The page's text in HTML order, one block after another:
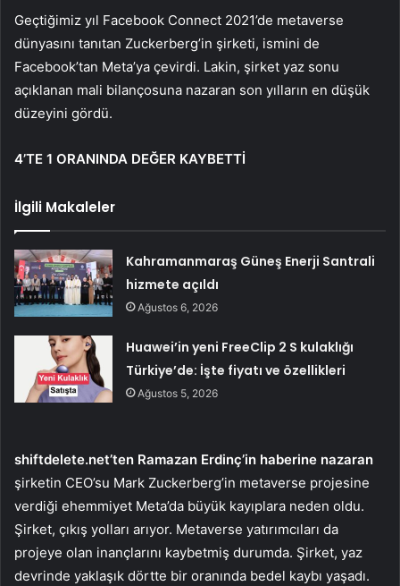
Geçtiğimiz yıl Facebook Connect 2021’de metaverse
dünyasını tanıtan Zuckerberg’in şirketi, ismini de
Facebook’tan Meta’ya çevirdi. Lakin, şirket yaz sonu
açıklanan mali bilançosuna nazaran son yılların en düşük
düzeyini gördü.
4’TE 1 ORANINDA DEĞER KAYBETTİ
İlgili Makaleler
Kahramanmaraş Güneş Enerji Santrali
hizmete açıldı
Ağustos 6, 2026
Huawei’in yeni FreeClip 2 S kulaklığı
Türkiye’de: İşte fiyatı ve özellikleri
Ağustos 5, 2026
shiftdelete.net’ten Ramazan Erdinç’in haberine nazaran
şirketin CEO’su Mark Zuckerberg’in metaverse projesine
verdiği ehemmiyet Meta’da büyük kayıplara neden oldu.
Şirket, çıkış yolları arıyor. Metaverse yatırımcıları da
projeye olan inançlarını kaybetmiş durumda. Şirket, yaz
devrinde yaklaşık dörtte bir oranında bedel kaybı yaşadı.